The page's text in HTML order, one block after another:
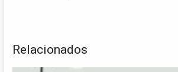
Relacionados